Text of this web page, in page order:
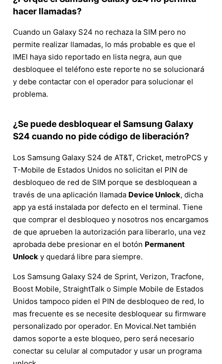
hacer llamadas?
Cuando un Galaxy S24 no rechaza la SIM pero no
permite realizar llamadas, lo más probable es que el
IMEI haya sido reportado en lista negra, aun que
desbloquee el teléfono este reporte no se solucionará
y debe contactar con el operador para solucionar el
problema.
¿Se puede desbloquear el Samsung Galaxy
S24 cuando no pide código de liberación?
Los Samsung Galaxy S24 de AT&T, Cricket, metroPCS y
T-Mobile de Estados Unidos no solicitan el PIN de
desbloqueo de red de SIM porque se desbloquean a
través de una aplicación llamada Device Unlock, dicha
app ya está instalada por defecto en el terminal. Tiene
que comprar el desbloqueo y nosotros nos encargamos
de que aprueben la autorización para liberarlo, una vez
aprobada debe presionar en el botón Permanent
Unlock y quedará libre para siempre.
Los Samsung Galaxy S24 de Sprint, Verizon, Tracfone,
Boost Mobile, StraightTalk o Simple Mobile de Estados
Unidos tampoco piden el PIN de desbloqueo de red, lo
mas frecuente es se necesite desbloquear su firmware
personalizado por operador. En Movical.Net también
damos soporte a este bloqueo, pero será necesario
conectar su celular al computador y usar un programa